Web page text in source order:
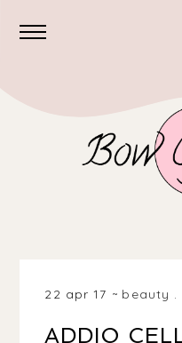
22 apr 17 beauty .
ADDIO